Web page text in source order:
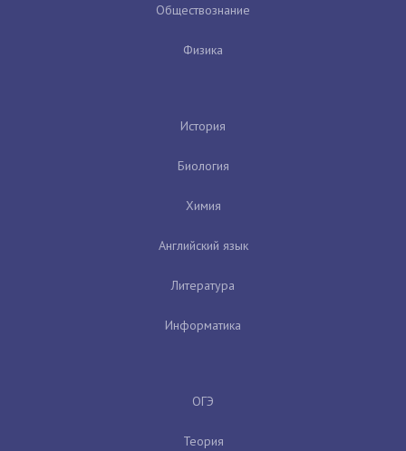
Обществознание
Физика
История
Биология
Химия
Английский язык
Литература
Информатика
ОГЭ
Теория